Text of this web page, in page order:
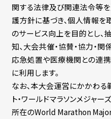
関する法律及び関連法令等
護方針に基づき、個人情報を
のサービス向上を目的とし、
知、大会共催・協賛・協力・
応急処置や医療機関との連携
に利用します。
なお、本大会運営にかかわる
ト・ワールドマラソンメジャ
所在のWorld Marathon